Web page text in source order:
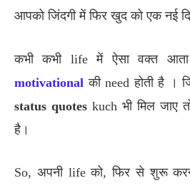
आपको जिंदगी में फिर खुद को एक नई
कभी कभी life में ऐसा वक्त
motivational की need होती है ।
status quotes kuch भी मिल जाए
है।
So, अपनी life को, फिर से शुरू